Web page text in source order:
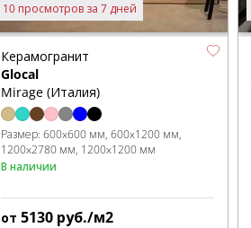
10 просмотров за 7 дней
Керамогранит
Glocal
Mirage (Италия)
Размер:600x600 мм 600x1200 мм
1200x2780 мм 1200x1200 мм
В наличии
от5130 руб./м2